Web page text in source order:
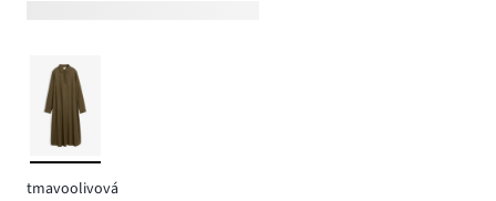
tmavoolivová